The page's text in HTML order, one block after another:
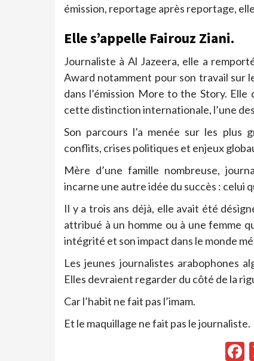
émission, reportage après reportage,
Elle s’appelle Fairouz Ziani.
Journaliste à Al Jazeera, elle a
Award notamment pour son travail sur
dans l’émission More to the Story.
cette distinction internationale, l’une
Son parcours l’a menée sur les plus
conflits, crises politiques et enjeux
Mère d’une famille nombreuse,
incarne une autre idée du succès : celui
Il y a trois ans déjà, elle avait été
attribué à un homme ou à une femme
intégrité et son impact dans le monde
Les jeunes journalistes arabophones
Elles devraient regarder du côté de la
Car l’habit ne fait pas l’imam.
Et le maquillage ne fait pas le journaliste.